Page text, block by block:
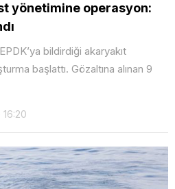
yönetimine operasyon:
bildirdiği akaryakıt
başlattı. Gözaltına alınan 9